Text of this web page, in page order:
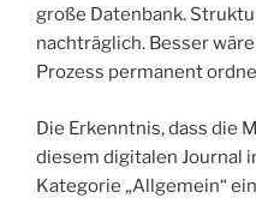
große Datenbank.
nachträglich. Besser
Prozess permanent
Die Erkenntnis, dass die
diesem digitalen Journal
Kategorie „Allgemein“